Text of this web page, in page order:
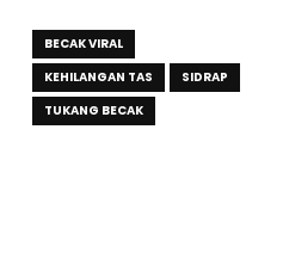
BECAK VIRAL
KEHILANGAN TAS
SIDRAP
TUKANG BECAK